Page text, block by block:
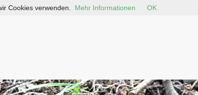
Cookies verwenden. Mehr Informationen OK